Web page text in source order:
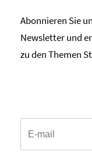
Abonnieren Sie
Newsletter und
zu den Themen